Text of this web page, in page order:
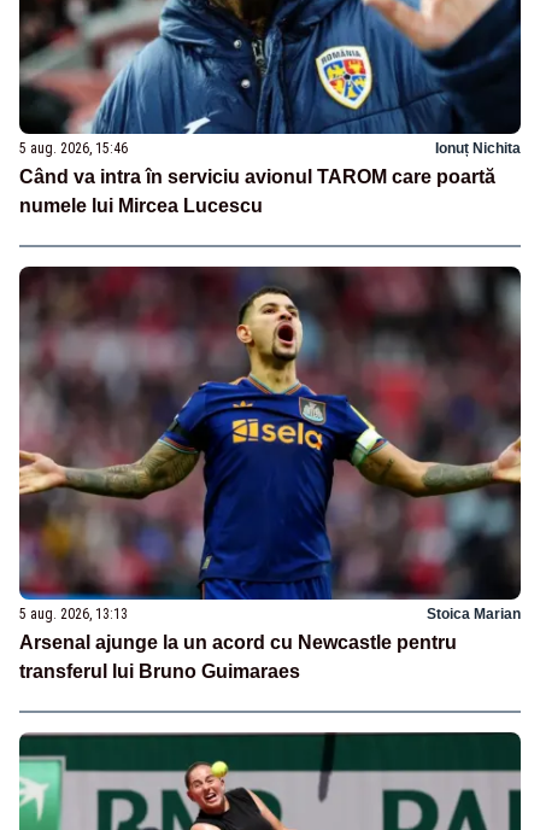
5 aug. 2026, 15:46 Ionuț Nichita
Când va intra în serviciu avionul TAROM care poartă
numele lui Mircea Lucescu
5 aug. 2026, 13:13 Stoica Marian
Arsenal ajunge la un acord cu Newcastle pentru
transferul lui Bruno Guimaraes